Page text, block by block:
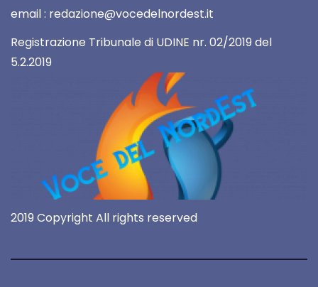
email : redazione@vocedelnordest.it
Registrazione Tribunale di UDINE nr. 02/2019 del
5.2.2019
2019 Copyright All rights reserved